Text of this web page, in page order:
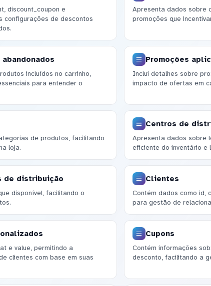
discount_coupon e
configurações de descontos
Apresenta dados sobre
promoções que
incluídos no carrinho,
para entender o
Promoções
Inclui detalhes sobre
impacto de ofertas em
de produtos, facilitando
loja.
Centros de
Apresenta dados sobre
eficiente do inventário e
de distribuição
disponível, facilitando o
Clientes
Contém dados como id,
para gestão de
e value, permitindo a
clientes com base em suas
Cupons
Contém informações
desconto, facilitando a